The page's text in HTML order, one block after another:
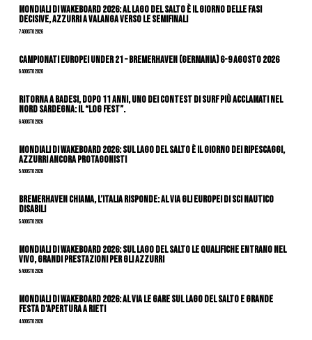
Mondiali di Wakeboard 2026: al Lago del Salto è il giorno delle fasi
decisive, azzurri a valanga verso le semifinali
7 Agosto 2026
Campionati Europei Under 21 – Bremerhaven (Germania) 6-9 agosto 2026
6 Agosto 2026
Ritorna a Badesi, dopo 11 anni, uno dei contest di surf più acclamati nel
nord Sardegna: il “Log Fest”.
6 Agosto 2026
Mondiali di Wakeboard 2026: sul Lago del Salto è il giorno dei ripescaggi,
azzurri ancora protagonisti
5 Agosto 2026
Bremerhaven chiama, l’Italia risponde: al via gli Europei di Sci Nautico
Disabili
5 Agosto 2026
Mondiali di Wakeboard 2026: sul Lago del Salto le qualifiche entrano nel
vivo, grandi prestazioni per gli azzurri
5 Agosto 2026
Mondiali di Wakeboard 2026: al via le gare sul Lago del Salto e grande
festa d’apertura a Rieti
4 Agosto 2026